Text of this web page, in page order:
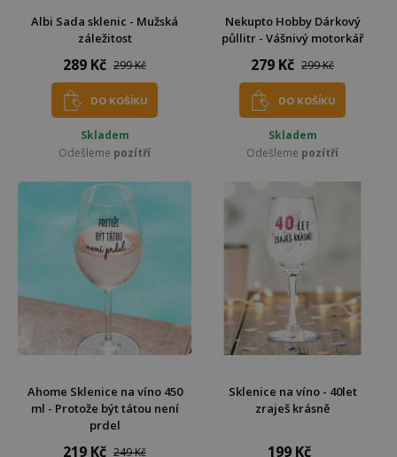
Albi Sada sklenic - Mužská
záležitost
289 Kč 299 Kč
DO KOŠÍKU
Skladem
Odešleme pozítří
Nekupto Hobby Dárkový
půllitr - Vášnivý motorkář
279 Kč 299 Kč
DO KOŠÍKU
Skladem
Odešleme pozítří
Ahome Sklenice na víno 450
ml - Protože být tátou není
prdel
219 Kč 249 Kč
Sklenice na víno - 40let
zraješ krásně
199 Kč